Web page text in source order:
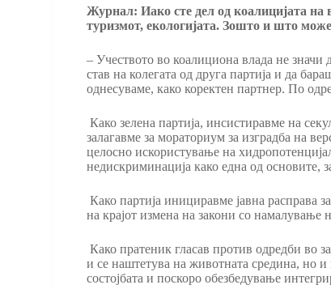
Журнал: Иако сте дел од коалицијата на
туризмот, екологијата. Зошто и што може
– Учеството во коалициона влада не
став на колегата од друга партија и да
однесуваме, како коректен партнер. По
Како зелена партија, инсистиравме на
залагавме за мораториум за изградба на
целосно искористување на
недискриминација како една од основите,
Како партија инициравме јавна расправа
на крајот измена на закони со
Како пратеник гласав против одредби во
и се наштетува на животната средина, но
состојбата и поскоро обезбедување